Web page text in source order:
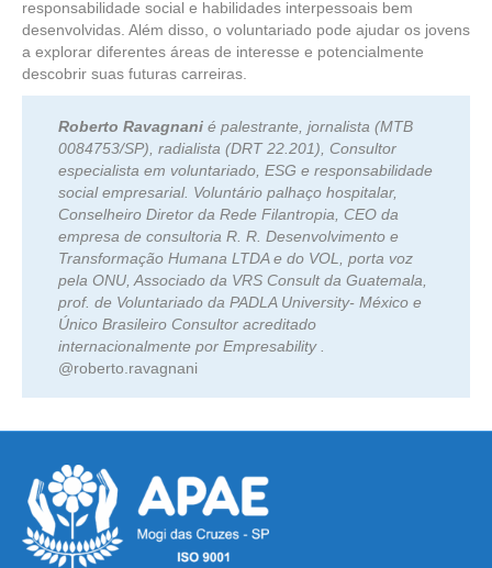
responsabilidade social e habilidades interpessoais bem
desenvolvidas. Além disso, o voluntariado pode ajudar os jovens
a explorar diferentes áreas de interesse e potencialmente
descobrir suas futuras carreiras.
Roberto Ravagnani é palestrante, jornalista (MTB
0084753/SP), radialista (DRT 22.201), Consultor
especialista em voluntariado, ESG e responsabilidade
social empresarial. Voluntário palhaço hospitalar,
Conselheiro Diretor da Rede Filantropia, CEO da
empresa de consultoria R. R. Desenvolvimento e
Transformação Humana LTDA e do VOL, porta voz
pela ONU, Associado da VRS Consult da Guatemala,
prof. de Voluntariado da PADLA University- México e
Único Brasileiro Consultor acreditado
internacionalmente por Empresability .
@roberto.ravagnani